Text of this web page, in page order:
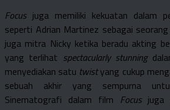
Focusjuga memiliki kekuatan dalam
seperti Adrian Martinez sebagai
juga mitra Nicky ketika beradu akting
yang terlihat spectacularly stunning
menyediakan satu twistyang cukup
sebuah akhir yang sempurna
Sinematografi dalam film Focusjuga